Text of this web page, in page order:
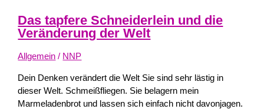
Das tapfere Schneiderlein und die
Veränderung der Welt
Allgemein / NNP
Dein Denken verändert die Welt Sie sind sehr lästig in
dieser Welt. Schmeißfliegen. Sie belagern mein
Marmeladenbrot und lassen sich einfach nicht davonjagen.